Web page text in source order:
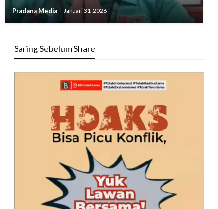
Pradana Media Januari 31, 2026
Saring Sebelum Share